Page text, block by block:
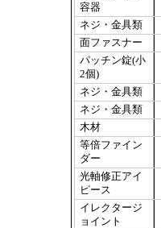
容器
ネジ・金具類
面ファスナー
パッチン錠(小
2個)
ネジ・金具類
ネジ・金具類
木材
等倍ファイン
ダー
光軸修正アイ
ピース
イレクタージ
ョイント